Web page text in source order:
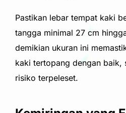
Pastikan lebar tempat kaki
tangga minimal 27 cm
demikian ukuran ini
kaki tertopang dengan baik,
risiko terpeleset.